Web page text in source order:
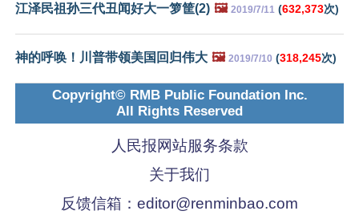
江泽民祖孙三代丑闻好大一箩筐(2) 🖼️ 2019/7/11 (632,373次)
神的呼唤！川普带领美国回归伟大 🖼️ 2019/7/10 (318,245次)
Copyright© RMB Public Foundation Inc.
All Rights Reserved
人民报网站服务条款
关于我们
反馈信箱： editor@renminbao.com